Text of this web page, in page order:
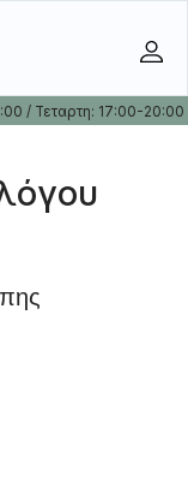
/ Τεταρτη: 17:00-20:00